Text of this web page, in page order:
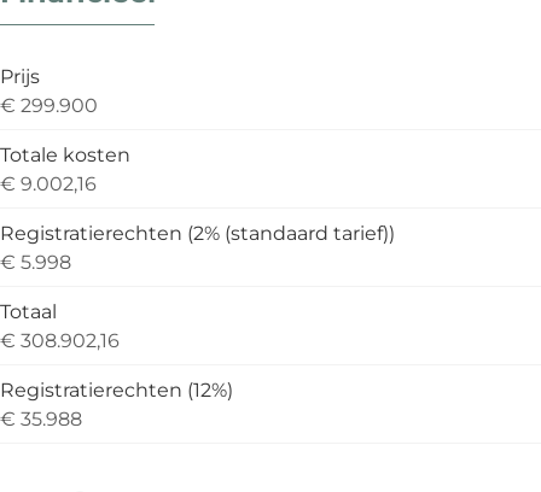
Prijs
€ 299.900
Totale kosten
€ 9.002,16
Registratierechten (2% (standaard tarief))
€ 5.998
Totaal
€ 308.902,16
Registratierechten (12%)
€ 35.988